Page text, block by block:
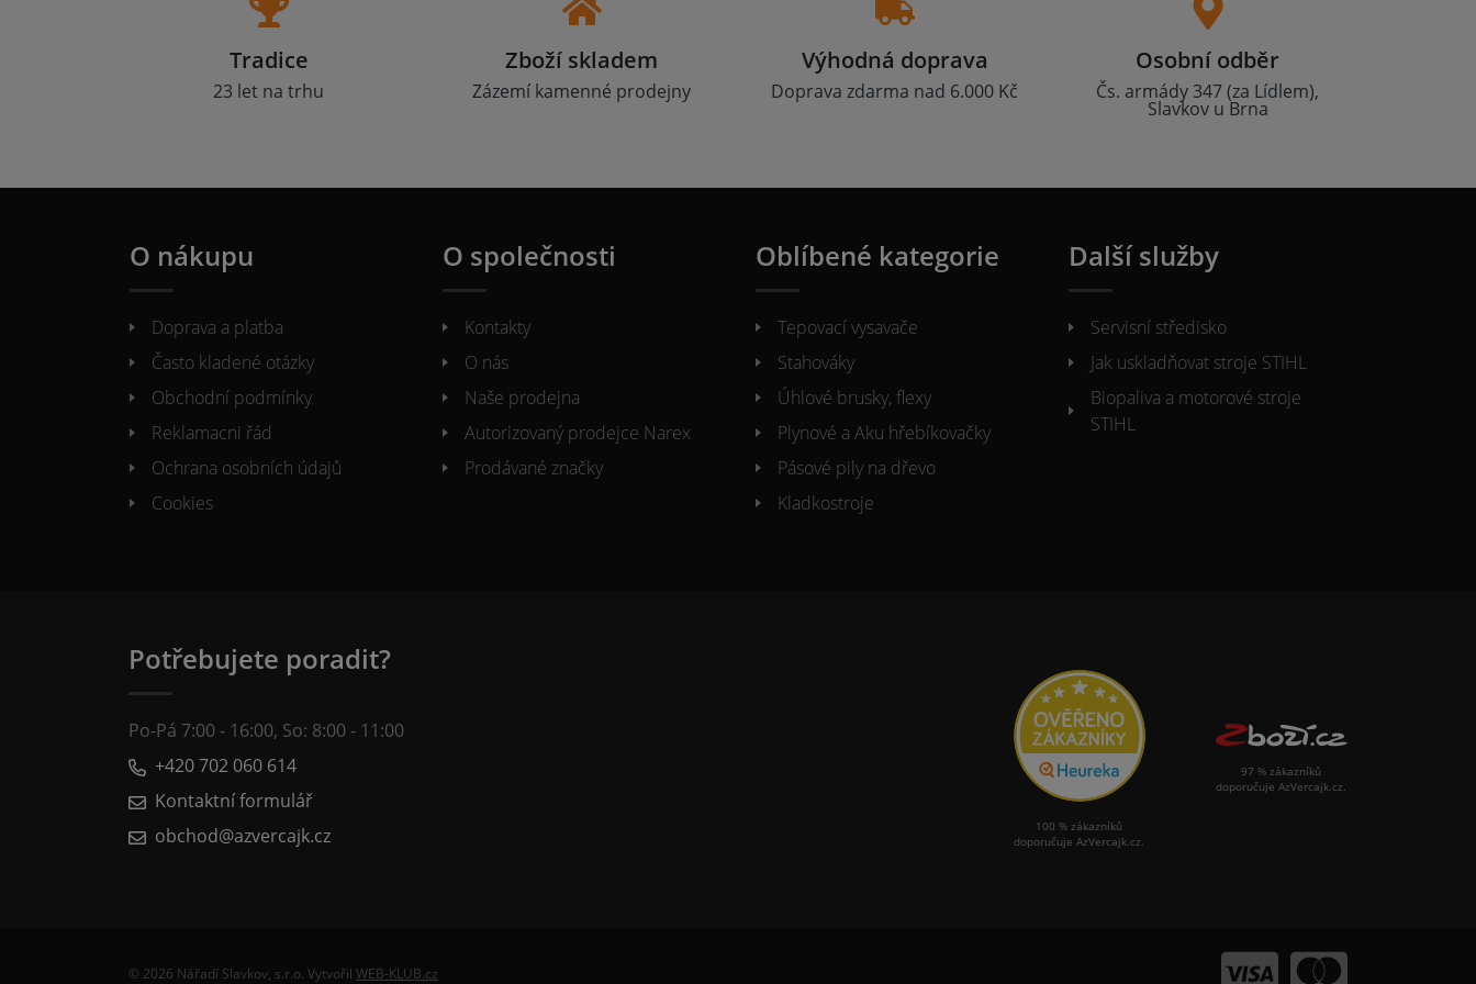
Tradice
23 let na trhu
Zboží skladem
Zázemí kamenné prodejny
Výhodná doprava
Doprava zdarma nad 6.000 Kč
Osobní odběr
Čs. armády 347 (za Lídlem),
Slavkov u Brna
O nákupu
Doprava a platba
Často kladené otázky
Obchodní podmínky
Reklamacni řád
Ochrana osobních údajů
Cookies
O společnosti
Kontakty
O nás
Naše prodejna
Autorizovaný prodejce Narex
Prodávané značky
Oblíbené kategorie
Tepovací vysavače
Stahováky
Úhlové brusky, flexy
Plynové a Aku hřebíkovačky
Pásové pily na dřevo
Kladkostroje
Další služby
Servisní středisko
Jak uskladňovat stroje STIHL
Biopaliva a motorové stroje
STIHL
Potřebujete poradit?
Po-Pá 7:00 - 16:00, So: 8:00 - 11:00
+420 702 060 614
Kontaktní formulář
obchod@azvercajk.cz
100 % zákazníků
doporučuje AzVercajk.cz.
97 % zákazníků
doporučuje AzVercajk.cz.
© 2026 Nářadí Slavkov, s.r.o. Vytvořil WEB-KLUB.cz